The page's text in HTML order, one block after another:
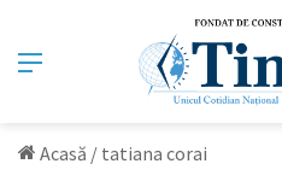
Meniu
Acasă / tatiana corai